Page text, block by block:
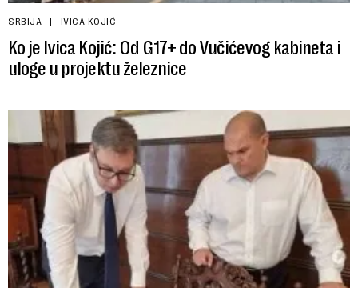
SRBIJA IVICA KOJIĆ
Ko je Ivica Kojić: Od G17+ do Vučićevog kabineta i
uloge u projektu železnice